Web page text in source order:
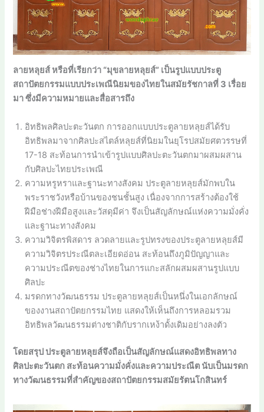
ลายหลุยส์ หรือที่เรียกว่า “มุขลายหลุยส์” เป็นรูปแบบประตู
สถาปัตยกรรมแบบประเพณีนิยมของไทยในสมัยรัชกาลที่ 3 เรื่อย
มา ซึ่งมีความหมายและสื่อสารถึง
อิทธิพลศิลปะตะวันตก การออกแบบประตูลายหลุยส์ได้รับ
อิทธิพลมาจากศิลปะสไตล์หลุยส์ที่นิยมในยุโรปสมัยศตวรรษที่
17-18 สะท้อนการนำเข้ารูปแบบศิลปะตะวันตกมาผสมผสาน
กับศิลปะไทยประเพณี
ความหรูหราและฐานะทางสังคม ประตูลายหลุยส์มักพบใน
พระราชวังหรือบ้านของชนชั้นสูง เนื่องจากการสร้างต้องใช้
ฝีมือช่างฝีมือสูงและวัสดุมีค่า จึงเป็นสัญลักษณ์แห่งความมั่งคั่ง
และฐานะทางสังคม
ความวิจิตรพิสดาร ลวดลายและรูปทรงของประตูลายหลุยส์มี
ความวิจิตรประณีตละเอียดอ่อน สะท้อนถึงภูมิปัญญาและ
ความประณีตของช่างไทยในการแกะสลักผสมผสานรูปแบบ
ศิลปะ
มรดกทางวัฒนธรรม ประตูลายหลุยส์เป็นหนึ่งในเอกลักษณ์
ของงานสถาปัตยกรรมไทย แสดงให้เห็นถึงการหลอมรวม
อิทธิพลวัฒนธรรมต่างชาติกับรากเหง้าดั้งเดิมอย่างลงตัว
โดยสรุป ประตูลายหลุยส์จึงถือเป็นสัญลักษณ์แสดงอิทธิพลทาง
ศิลปะตะวันตก สะท้อนความมั่งคั่งและความประณีต นับเป็นมรดก
ทางวัฒนธรรมที่สำคัญของสถาปัตยกรรมสมัยรัตนโกสินทร์